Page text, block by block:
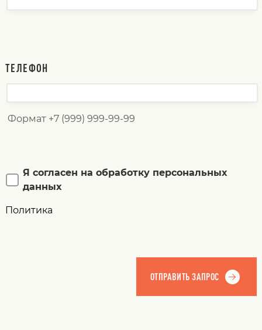
ТЕЛЕФОН
Формат +7 (999) 999-99-99
Я согласен на обработку персональных
данных
Политика